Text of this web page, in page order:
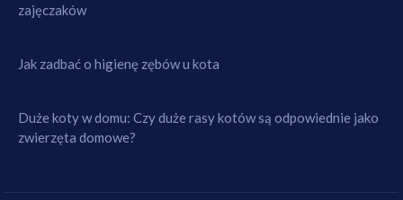
zajęczaków
Jak zadbać o higienę zębów u kota
Duże koty w domu: Czy duże rasy kotów są odpowiednie jako
zwierzęta domowe?